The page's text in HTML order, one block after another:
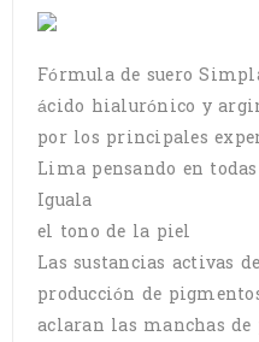
Fórmula de suero
ácido hialurónico y
por los principales
Lima pensando en
Iguala
el tono de la piel
Las sustancias activas
producción de
aclaran las manchas